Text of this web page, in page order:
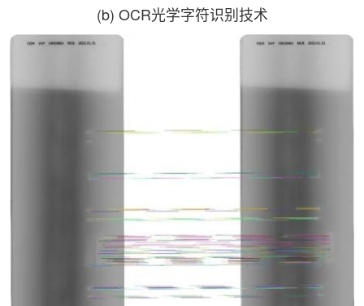
(b) OCR光学字符识别技术